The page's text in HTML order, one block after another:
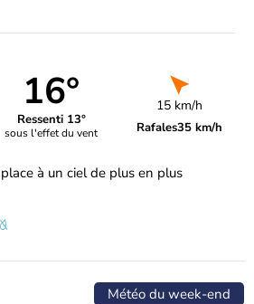
16°
Ressenti 13°
sous l'effet du vent
15 km/h
Rafales35 km/h
à un ciel de plus en plus
Météo du week-end